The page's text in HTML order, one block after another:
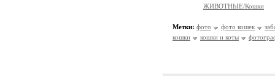
ЖИВОТНЫЕ/Кошки
Метки: фото фото кошек
кошки
кошки и коты